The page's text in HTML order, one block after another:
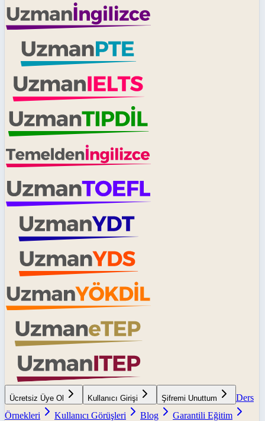
Ücretsiz Üye Ol Kullanıcı Girişi Şifremi Unuttum
Ders
Örnekleri
Kullanıcı Görüşleri Blog
Garantili Eğitim